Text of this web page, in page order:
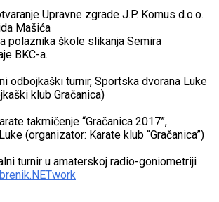
Upravne zgrade J.P. Komus d.o.o.
Mašića
polaznika škole slikanja Semira
BKC-a.
odbojkaški turnir, Sportska dvorana Luke
klub Gračanica)
takmičenje “Gračanica 2017”,
(organizator: Karate klub “Gračanica”)
turnir u amaterskoj radio-goniometriji